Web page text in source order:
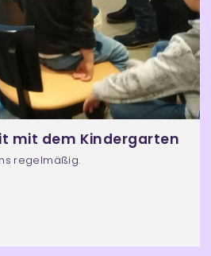
mit dem Kindergarten
regelmäßig.